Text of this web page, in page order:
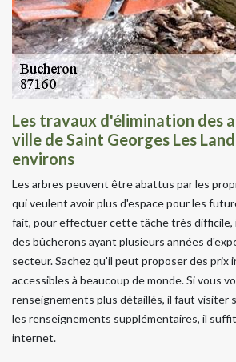
Les travaux d'élimination des
ville de Saint Georges Les
environs
Les arbres peuvent être abattus par les
qui veulent avoir plus d'espace pour les
fait, pour effectuer cette tâche très difficile,
des bûcherons ayant plusieurs années
secteur. Sachez qu'il peut proposer des prix
accessibles à beaucoup de monde. Si vous
renseignements plus détaillés, il faut visiter
les renseignements supplémentaires, il
internet.